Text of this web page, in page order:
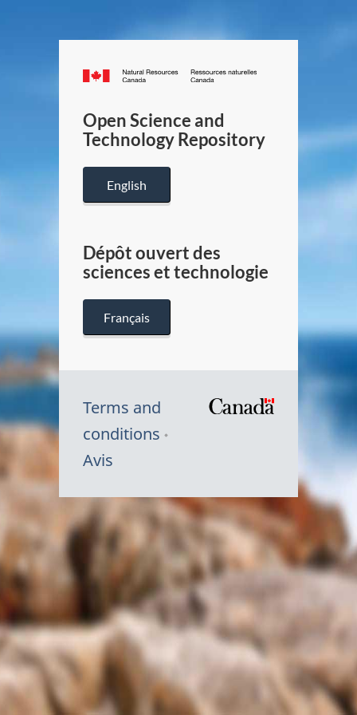
Canada.ca
/
Canada
Open Science and
Technology Repository
English
Dépôt ouvert des
sciences et technologie
Français
Terms and
conditions
Avis
Symbole
du
Canada